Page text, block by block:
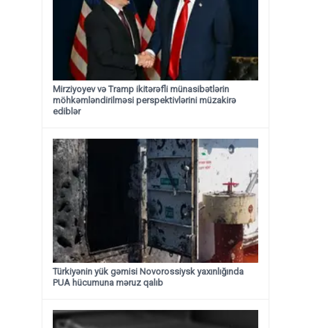
Mirziyoyev və Tramp ikitərəfli münasibətlərin
möhkəmləndirilməsi perspektivlərini müzakirə
ediblər
Türkiyənin yük gəmisi Novorossiysk yaxınlığında
PUA hücumuna məruz qalıb